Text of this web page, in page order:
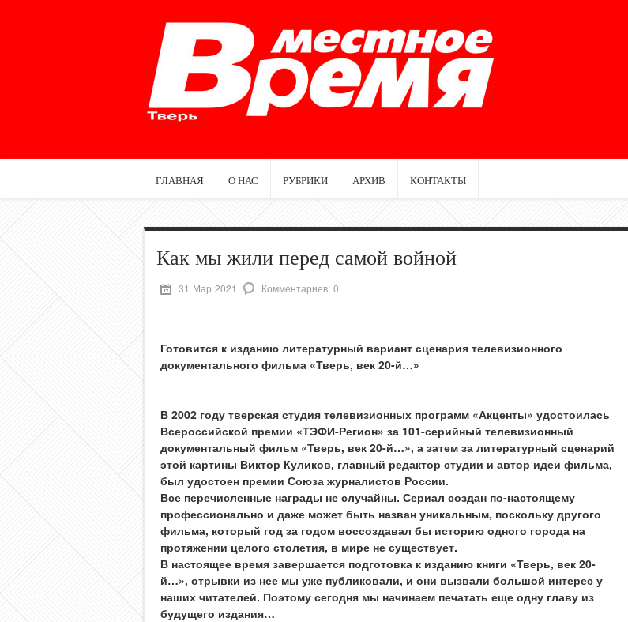
ГЛАВНАЯ О НАС РУБРИКИ АРХИВ КОНТАКТЫ
Как мы жили перед самой войной
31 Мар 2021 Комментариев: 0
Готовится к изданию литературный вариант сценария телевизионного
документального фильма «Тверь, век 20-й…»
В 2002 году тверская студия телевизионных программ «Акценты» удостоилась
Всероссийской премии «ТЭФИ-Регион» за 101-серийный телевизионный
документальный фильм «Тверь, век 20-й…», а затем за литературный сценарий
этой картины Виктор Куликов, главный редактор студии и автор идеи фильма,
был удостоен премии Союза журналистов России.
Все перечисленные награды не случайны. Сериал создан по-настоящему
профессионально и даже может быть назван уникальным, поскольку другого
фильма, который год за годом воссоздавал бы историю одного города на
протяжении целого столетия, в мире не существует.
В настоящее время завершается подготовка к изданию книги «Тверь, век 20-
й…», отрывки из нее мы уже публиковали, и они вызвали большой интерес у
наших читателей. Поэтому сегодня мы начинаем печатать еще одну главу из
будущего издания…